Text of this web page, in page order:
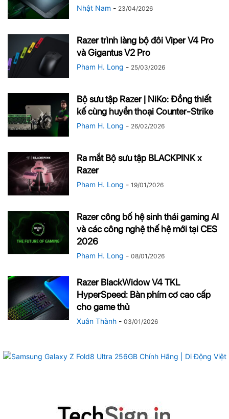
Nhật Nam - 23/04/2026
Razer trình làng bộ đôi Viper V4 Pro
và Gigantus V2 Pro
Pham H. Long - 25/03/2026
Bộ sưu tập Razer | NiKo: Đồng thiết
kế cùng huyền thoại Counter‑Strike
Pham H. Long - 26/02/2026
Ra mắt Bộ sưu tập BLACKPINK x
Razer
Pham H. Long - 19/01/2026
Razer công bố hệ sinh thái gaming AI
và các công nghệ thế hệ mới tại CES
2026
Pham H. Long - 08/01/2026
Razer BlackWidow V4 TKL
HyperSpeed: Bàn phím cơ cao cấp
cho game thủ
Xuân Thành - 03/01/2026